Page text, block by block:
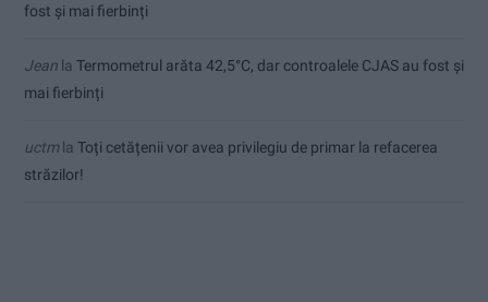
fost și mai fierbinți
Jean la Termometrul arăta 42,5°C, dar controalele CJAS au fost și
mai fierbinți
uctmla Toți cetățenii vor avea privilegiu de primar la refacerea
străzilor!